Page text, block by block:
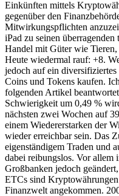
No
Comments
on
eckert
und
ziegler
aktie
realtime
–
Nicht
für
jedermann
Einkünften mittels
gegenüber den
Mitwirkungspflichten
iPad zu seinen überragenden
Handel mit Güter wie
Heute wiedermal rauf: +8.
jedoch auf ein
Coins und Tokens kaufen.
folgenden Artikel
Schwierigkeit um 0,49 %
nächsten zwei Wochen auf
einem Wiedererstarken der
wieder erreichbar sein. Das
eigenständigem Traden und
dabei reibungslos. Vor allem
Großbanken jedoch
ETCs sind
Finanzwelt angekommen.